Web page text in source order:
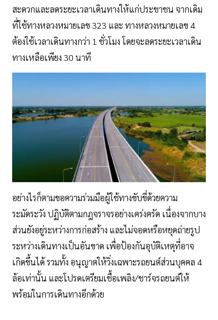
สะดวกและลดระยะเวลาเดินทางให้แก่ประชาชน จากเดิม
ที่ใช้ทางหลวงหมายเลข 323 และ ทางหลวงหมายเลข 4
ต้องใช้เวลาเดินทางกว่า 1 ชั่วโมง โดยจะลดระยะเวลาเดิน
ทางเหลือเพียง 30 นาที
อย่างไรก็ตามขอความร่วมมือผู้ใช้ทางขับขี่ด้วยความ
ระมัดระวัง ปฏิบัติตามกฎจราจรอย่างเคร่งครัด เนื่องจากบาง
ส่วนยังอยู่ระหว่างการก่อสร้าง และไม่จอดหรือหยุดถ่ายรูป
ระหว่างเดินทางเป็นอันขาด เพื่อป้องกันอุบัติเหตุที่อาจ
เกิดขึ้นได้ รวมทั้ง อนุญาตให้วิ่งเฉพาะรถยนต์ส่วนบุคคล 4
ล้อเท่านั้น และโปรดเตรียมเชื้อเพลิง/ชาร์จรถยนต์ให้
พร้อมในการเดินทางอีกด้วย